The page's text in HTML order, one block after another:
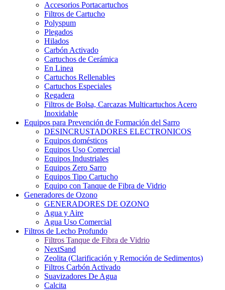
Accesorios Portacartuchos
Filtros de Cartucho
Polyspum
Plegados
Hilados
Carbón Activado
Cartuchos de Cerámica
En Linea
Cartuchos Rellenables
Cartuchos Especiales
Regadera
Filtros de Bolsa, Carcazas Multicartuchos Acero
Inoxidable
Equipos para Prevención de Formación del Sarro
DESINCRUSTADORES ELECTRONICOS
Equipos domésticos
Equipos Uso Comercial
Equipos Industriales
Equipos Zero Sarro
Equipos Tipo Cartucho
Equipo con Tanque de Fibra de Vidrio
Generadores de Ozono
GENERADORES DE OZONO
Agua y Aire
Agua Uso Comercial
Filtros de Lecho Profundo
Filtros Tanque de Fibra de Vidrio
NextSand
Zeolita (Clarificación y Remoción de Sedimentos)
Filtros Carbón Activado
Suavizadores De Agua
Calcita